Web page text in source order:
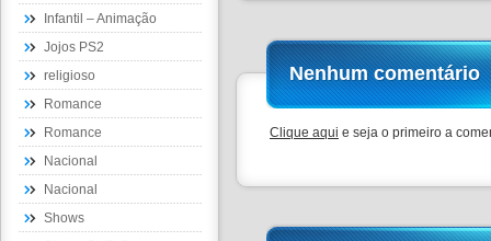
Infantil – Animação
Jojos PS2
religioso
Romance
Romance
Nacional
Nacional
Shows
Nenhum comentário
Clique aqui e seja o primeiro a